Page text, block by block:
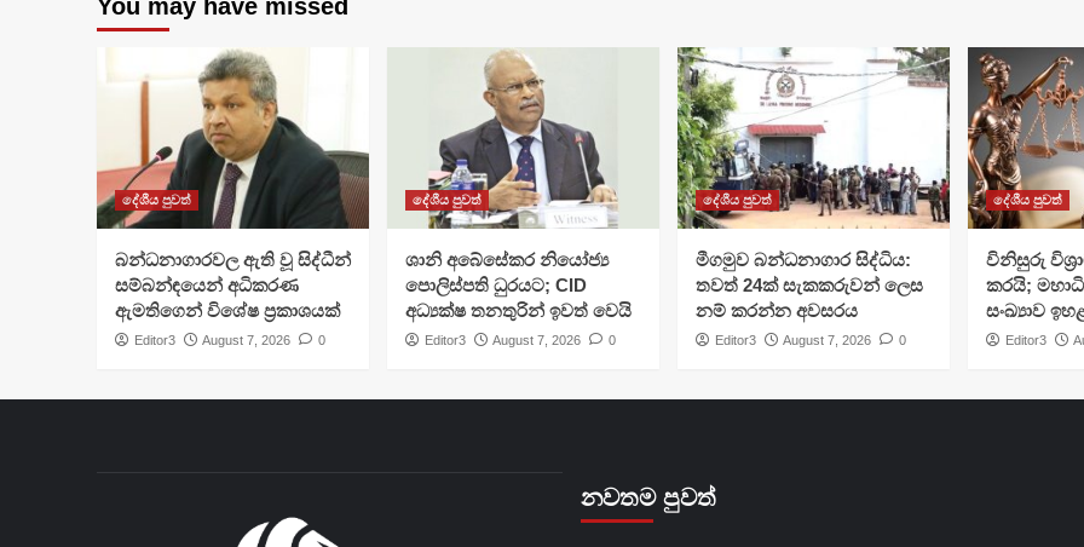
You may have missed
දේශීය පුවත්
බන්ධනාගාරවල ඇති වූ සිද්ධීන්
සම්බන්ඳයෙන් අධිකරණ
ඇමතිගෙන් විශේෂ ප්‍රකාශයක්
Editor3 August 7, 2026 0
දේශීය පුවත්
ශානි අබේසේකර නියෝජ්‍ය
පොලිස්පති ධුරයට; CID
අධ්‍යක්ෂ තනතුරින් ඉවත් වෙයි
Editor3 August 7, 2026 0
දේශීය පුවත්
මීගමුව බන්ධනාගාර සිද්ධිය:
තවත් 24ක් සැකකරුවන් ලෙස
නම් කරන්න අවසරය
Editor3 August 7, 2026 0
දේශීය පුවත්
විනිසුරු
කරයි;
සංඛ්‍යාව
Editor3
නවතම පුවත්